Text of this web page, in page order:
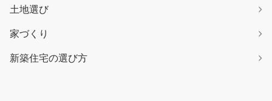
土地選び
家づくり
新築住宅の選び方